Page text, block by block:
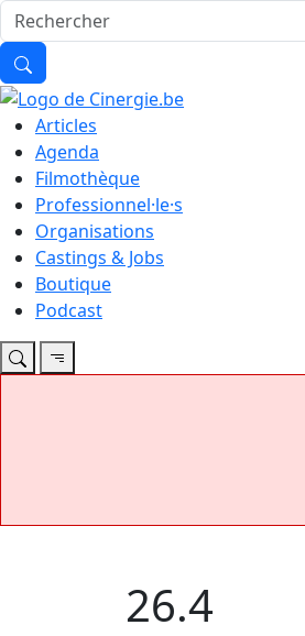
Articles
Agenda
Filmothèque
Professionnel·le·s
Organisations
Castings & Jobs
Boutique
Podcast
26.4